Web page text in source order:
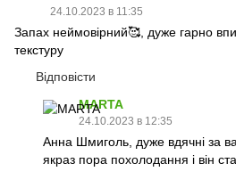
24.10.2023 в 11:35
Запах неймовірний🥰, дуже гарно
текстуру
Відповісти
MARTA
24.10.2023 в 12:35
Анна Шмиголь, дуже вдячні за
якраз пора похолодання і він